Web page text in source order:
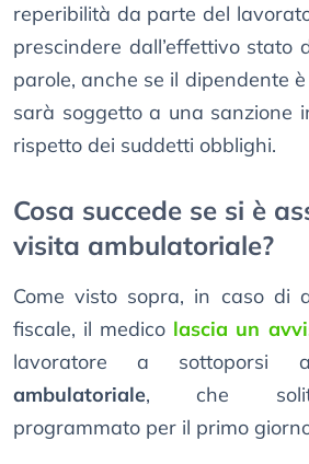
reperibilità da parte del
prescindere dall’effettivo stato
parole, anche se il dipendente
sarà soggetto a una sanzione
rispetto dei suddetti obblighi.
Cosa succede se si è
visita ambulatoriale?
Come visto sopra, in caso di
fiscale, il medico lascia un
lavoratore a
ambulatoriale, che
programmato per il primo